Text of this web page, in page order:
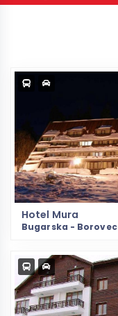
Hotel Mura
Bugarska - Borovec